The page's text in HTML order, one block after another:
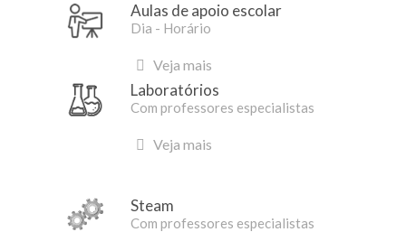
Aulas de apoio escolar
Dia - Horário
Veja mais
Laboratórios
Com professores especialistas
Veja mais
Steam
Com professores especialistas